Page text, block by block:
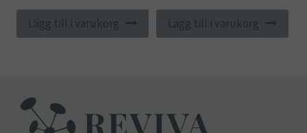
Lägg till i varukorg Lägg till i varukorg